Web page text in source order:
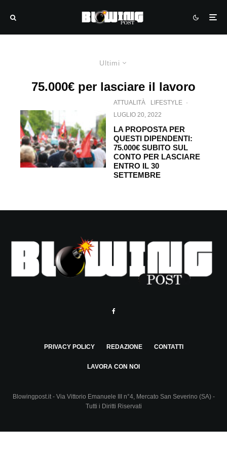
Ultimi
75.000€ per lasciare il lavoro
ATTUALITÀ LIFESTYLE ·
LUGLIO 20, 2022
LA PROPOSTA PER
QUESTI DIPENDENTI:
75.000€ SUBITO SUL
CONTO PER LASCIARE
ENTRO IL 30
SETTEMBRE
PRIVACY POLICY REDAZIONE CONTATTI
LAVORA CON NOI
Blowingpost.it - Via Vittorio Emanuele III n°4, Mercato San Severino (SA) -
Tutti i Diritti Riservati